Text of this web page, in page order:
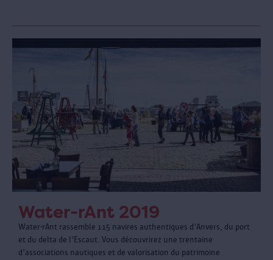
Water-rAnt 2019
Water-rAnt rassemble 115 navires authentiques d'Anvers, du port
et du delta de l'Escaut. Vous découvrirez une trentaine
d'associations nautiques et de valorisation du patrimoine